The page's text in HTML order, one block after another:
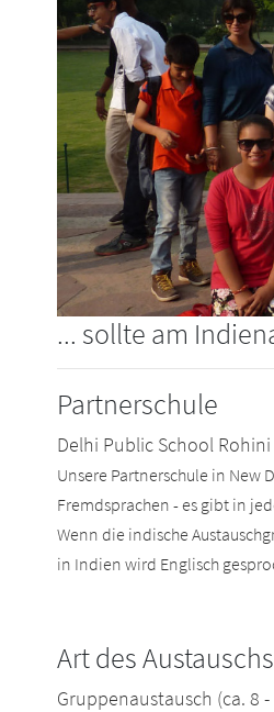
... sollte am
Partnerschule
Delhi Public School
Unsere Partnerschule in New
Fremdsprachen - es gibt in
Wenn die indische
in Indien wird Englisch
Art des Austauschs
Gruppenaustausch (ca. 8